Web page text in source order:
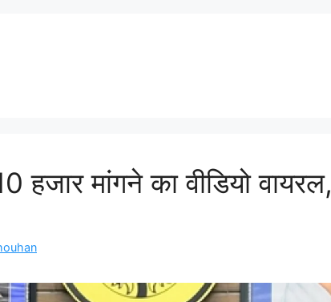
हजार मांगने का वीडियो वायरल,